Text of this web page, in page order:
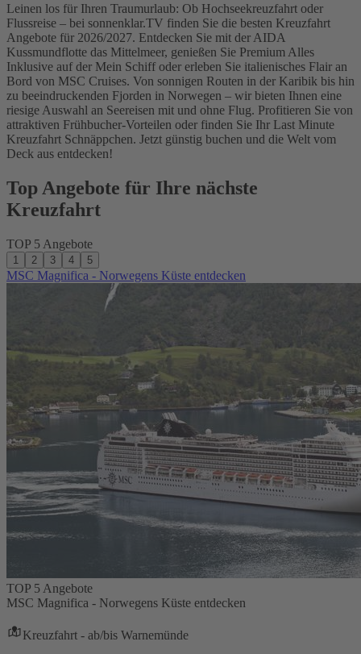
Leinen los für Ihren Traumurlaub: Ob Hochseekreuzfahrt oder
Flussreise – bei sonnenklar.TV finden Sie die besten Kreuzfahrt
Angebote für 2026/2027. Entdecken Sie mit der AIDA
Kussmundflotte das Mittelmeer, genießen Sie Premium Alles
Inklusive auf der Mein Schiff oder erleben Sie italienisches Flair an
Bord von MSC Cruises. Von sonnigen Routen in der Karibik bis hin
zu beeindruckenden Fjorden in Norwegen – wir bieten Ihnen eine
riesige Auswahl an Seereisen mit und ohne Flug. Profitieren Sie von
attraktiven Frühbucher-Vorteilen oder finden Sie Ihr Last Minute
Kreuzfahrt Schnäppchen. Jetzt günstig buchen und die Welt vom
Deck aus entdecken!
Top Angebote für Ihre nächste
Kreuzfahrt
TOP 5 Angebote
1 2 3 4 5
MSC Magnifica - Norwegens Küste entdecken
TOP 5 Angebote
MSC Magnifica - Norwegens Küste entdecken
Kreuzfahrt - ab/bis Warnemünde